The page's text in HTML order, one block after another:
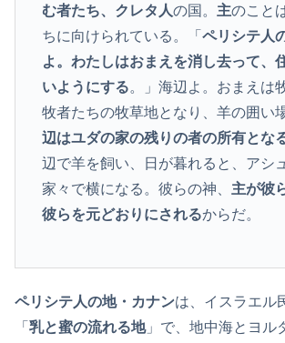
む者たち、クレタ人の国。 主のこと
ちに向けられている。「 ペリシテ人
よ。わたしはおまえを消し去って、
いようにする。」海辺よ。おまえは
牧者たちの牧草地となり、羊の囲い
辺はユダの家の残りの者の所有とな
辺で羊を飼い、日が暮れると、アシ
家々で横になる。彼らの神、 主が彼
彼らを元どおりにされるからだ。
ペリシテ人の地・カナンは、イスラエル
「 乳と蜜の流れる地」で、地中海とヨル